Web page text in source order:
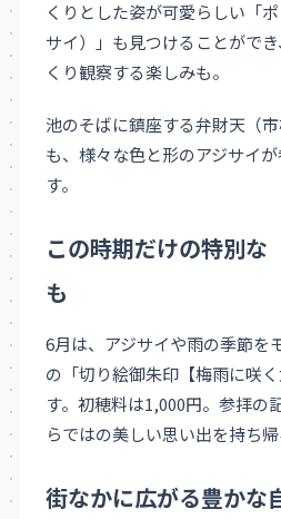
くりとした姿が可愛らしい「
サイ）」も見つけることがで
くり観察する楽しみも。
池のそばに鎮座する弁財天（
も、様々な色と形のアジサイ
す。
この時期だけの特別な
も
6月は、アジサイや雨の季節を
の「切り絵御朱印【梅雨に咲
す。初穂料は1,000円。参拝の
らではの美しい思い出を持ち帰
街なかに広がる豊かな